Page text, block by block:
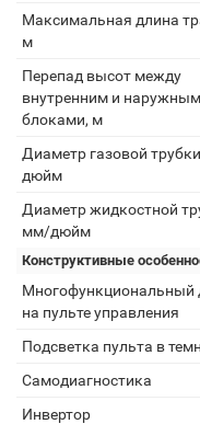
Максимальная длина
м
Перепад высот между
внутренним и наружным
блоками, м
Диаметр газовой
дюйм
Диаметр жидкостной
мм/дюйм
Конструктивные
Многофункциональный
на пульте управления
Подсветка пульта в
Самодиагностика
Инвертор